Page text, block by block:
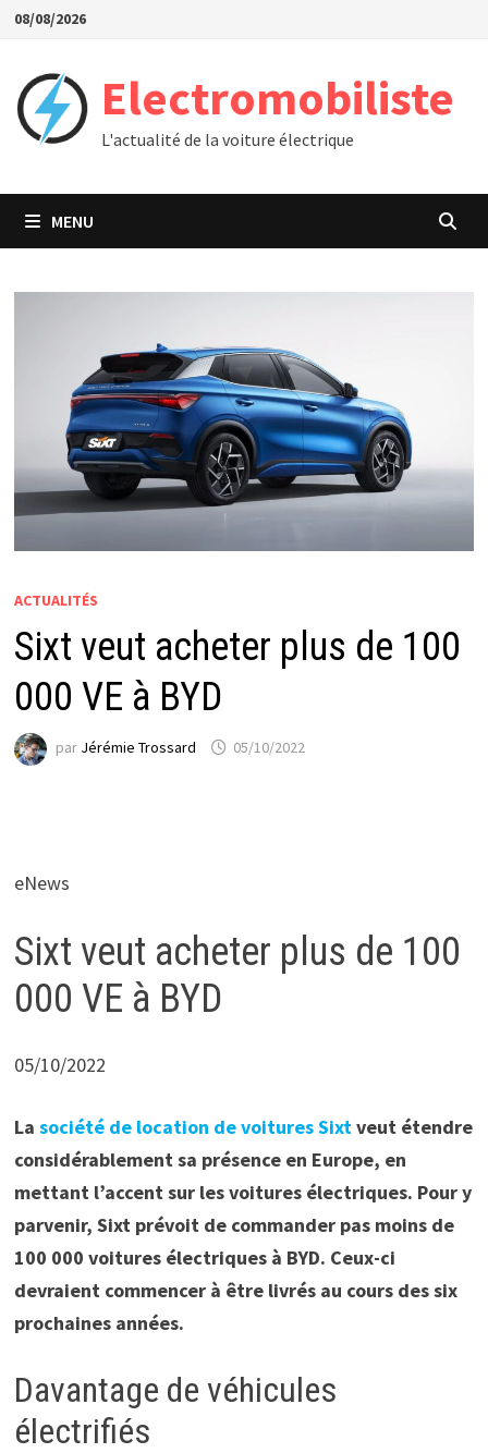
Passer
contenu
08/08/2026
Electromobiliste
L'actualité de la voiture électrique
MENU
ACTUALITÉS
Sixt veut acheter plus de 100
000 VE à BYD
par Jérémie Trossard 05/10/2022
eNews
Sixt veut acheter plus de 100
000 VE à BYD
05/10/2022
La société de location de voitures Sixtveut étendre
considérablement sa présence en Europe, en
mettant l’accent sur les voitures électriques. Pour y
parvenir, Sixt prévoit de commander pas moins de
100 000 voitures électriques à BYD. Ceux-ci
devraient commencer à être livrés au cours des six
prochaines années.
Davantage de véhicules
électrifiés